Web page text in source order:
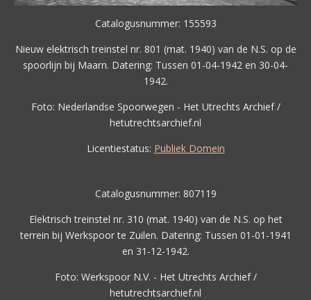
Catalogusnummer: 155593
Nieuw elektrisch treinstel nr. 801 (mat. 1940) van de N.S. op de
spoorlijn bij Maarn. Datering: Tussen 01-04-1942 en 30-04-
1942.
Foto: Nederlandse Spoorwegen - Het Utrechts Archief /
hetutrechtsarchief.nl
Licentiestatus: Publiek Domein
Catalogusnummer: 807119
Elektrisch treinstel nr. 310 (mat. 1940) van de N.S. op het
terrein bij Werkspoor te Zuilen. Datering: Tussen 01-01-1941
en 31-12-1942.
Foto: Werkspoor N.V. - Het Utrechts Archief /
hetutrechtsarchief.nl